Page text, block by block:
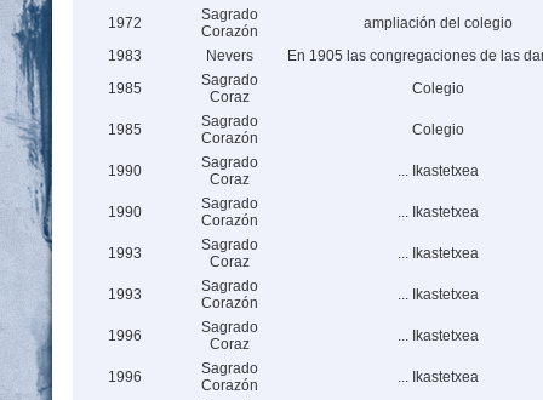
1972
Sagrado
Corazón
ampliación del colegio
1983
Nevers
En 1905 las congregaciones de las
1985
Sagrado
Coraz
Colegio
1985
Sagrado
Corazón
Colegio
1990
Sagrado
Coraz
... Ikastetxea
1990
Sagrado
Corazón
... Ikastetxea
1993
Sagrado
Coraz
... Ikastetxea
1993
Sagrado
Corazón
... Ikastetxea
1996
Sagrado
Coraz
... Ikastetxea
1996
Sagrado
Corazón
... Ikastetxea